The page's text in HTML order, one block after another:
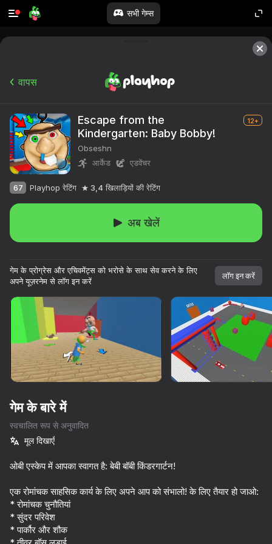
सभी गेम्स
डिवाइस घुमाएँ
ओरिएंटेशन का समर्थन करता है
प्ले
Thief Puzzle
74
वापस
Escape from the
Kindergarten: Baby Bobby!
12+
Obseshn
आर्केड
एडवेंचर
67 Playhop रेटिंग 3,4 खिलाड़ियों की रेटिंग
अब खेलें
गेम के प्रोग्रेस और एचिवमेंट्स को भरोसे के साथ सेव करने के लिए
अपने यूज़रनेम से लॉग इन करें
लॉग इन करें
गेम के बारे में
स्वचालित रूप से अनुवादित
मूल दिखाएँ
ओबी एस्केप में आपका स्वागत है: बेबी बॉबी किंडरगार्टन!
एक रोमांचक साहसिक कार्य के लिए अपने आप को संभालो! के लिए तैयार हो जाओ:
* रोमांचक चुनौतियां
* सुंदर परिवेश
* पार्कौर और शौक